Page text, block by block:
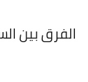
الفرق بين